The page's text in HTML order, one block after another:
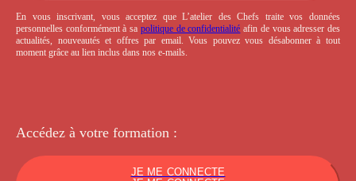
En vous inscrivant, vous acceptez que L’atelier des Chefs traite vos données
personnelles conformément à sa politique de confidentialité afin de vous adresser des
actualités, nouveautés et offres par email. Vous pouvez vous désabonner à tout
moment grâce au lien inclus dans nos e-mails.
Accédez à votre formation :
JE ME CONNECTE